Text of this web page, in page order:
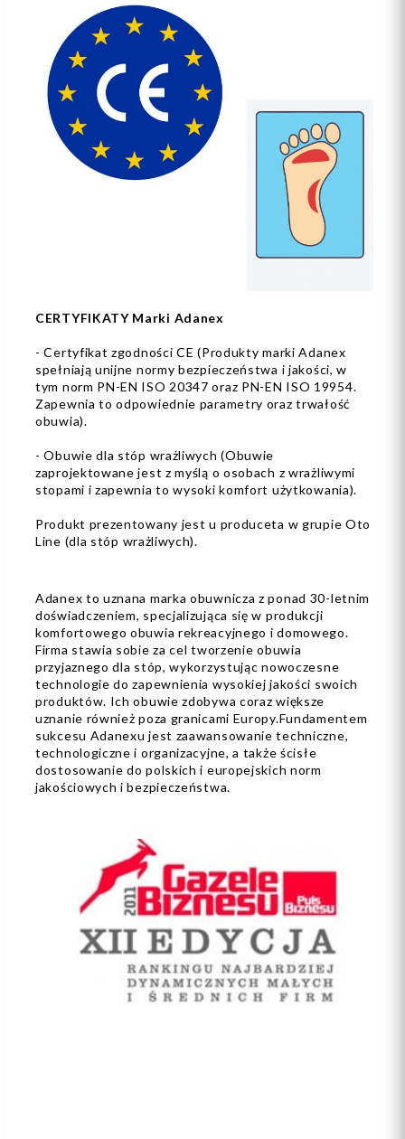
CERTYFIKATY Marki Adanex
- Certyfikat zgodności CE (Produkty marki Adanex
spełniają unijne normy bezpieczeństwa i jakości, w
tym norm PN-EN ISO 20347 oraz PN-EN ISO 19954.
Zapewnia to odpowiednie parametry oraz trwałość
obuwia).
- Obuwie dla stóp wrażliwych (Obuwie
zaprojektowane jest z myślą o osobach z wrażliwymi
stopami i zapewnia to wysoki komfort użytkowania).
Produkt prezentowany jest u produceta w grupie Oto
Line (dla stóp wrażliwych).
Adanex to uznana marka obuwnicza z ponad 30-letnim
doświadczeniem, specjalizująca się w produkcji
komfortowego obuwia rekreacyjnego i domowego.
Firma stawia sobie za cel tworzenie obuwia
przyjaznego dla stóp, wykorzystując nowoczesne
technologie do zapewnienia wysokiej jakości swoich
produktów. Ich obuwie zdobywa coraz większe
uznanie również poza granicami Europy.Fundamentem
sukcesu Adanexu jest zaawansowanie techniczne,
technologiczne i organizacyjne, a także ścisłe
dostosowanie do polskich i europejskich norm
jakościowych i bezpieczeństwa.